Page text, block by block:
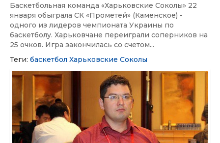
Баскетбольная команда «Харьковские Соколы» 22
января обыграла СК «Прометей» (Каменское) -
одного из лидеров чемпионата Украины по
баскетболу. Харьковчане переиграли соперников на
25 очков. Игра закончилась со счетом...
Теги: баскетбол Харьковские Соколы